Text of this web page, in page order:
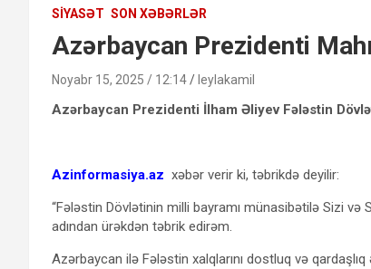
SIYASƏT SON XƏBƏRLƏR
Azərbaycan Prezidenti
Noyabr 15, 2025 / 12:14 leylakamil
Azərbaycan Prezidenti İlham Əliyev Fələstin
Azinformasiya.az xəbər verir ki, təbrikdə deyilir:
“Fələstin Dövlətinin milli bayramı münasibətilə Sizi və
adından ürəkdən təbrik edirəm.
Azərbaycan ilə Fələstin xalqlarını dostluq və